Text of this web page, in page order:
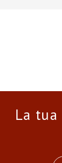
La